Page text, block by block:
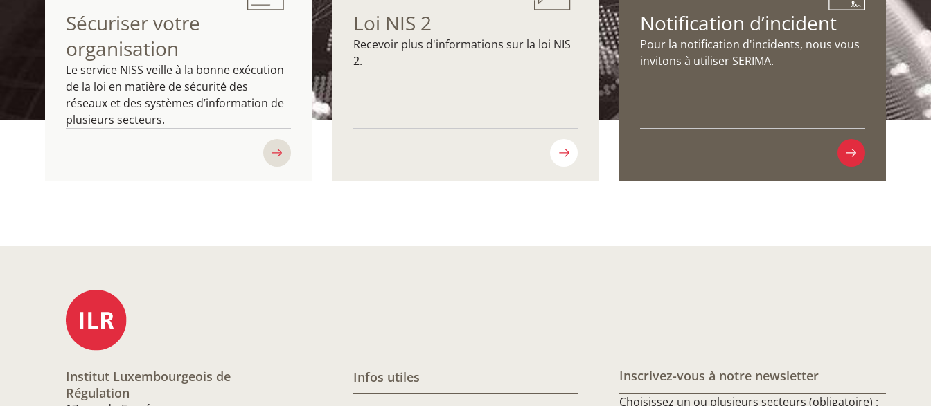
Sécuriser votre
organisation
Le service NISS veille à la bonne exécution
de la loi en matière de sécurité des
réseaux et des systèmes d’information de
plusieurs secteurs.
Loi NIS 2
Recevoir plus d'informations sur la loi NIS
2.
Notification d’incident
Pour la notification d'incidents, nous vous
invitons à utiliser SERIMA.
Institut Luxembourgeois de
Régulation
Infos utiles Inscrivez-vous à notre newsletter
Choisissez un ou plusieurs secteurs (obligatoire) :